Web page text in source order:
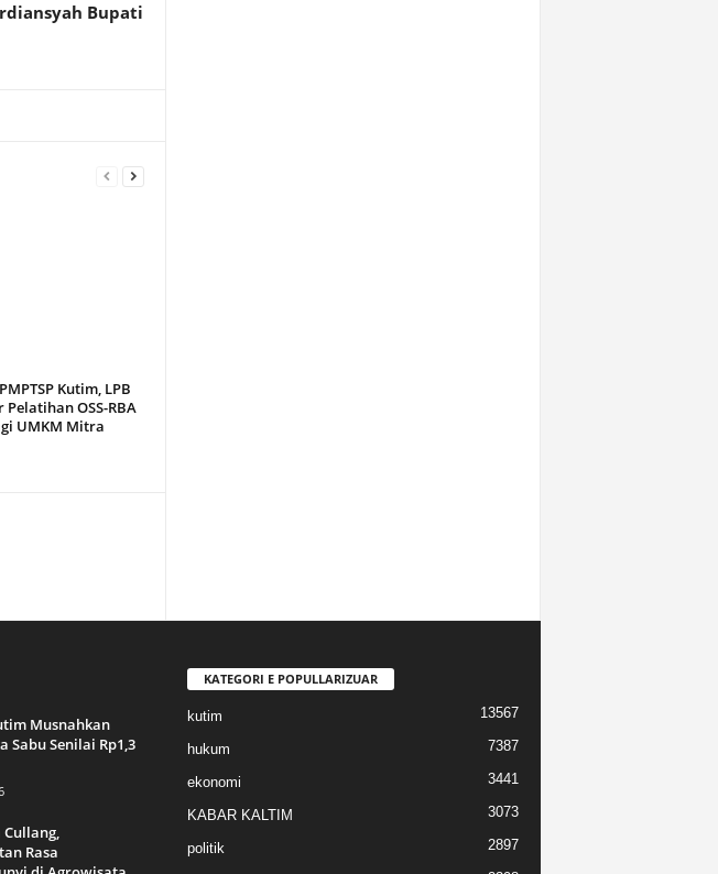
Bupati
Kutim, LPB
Pelatihan OSS-RBA
UMKM Mitra
Musnahkan
Sabu Senilai Rp1,3
Cullang,
Rasa
KATEGORI E POPULLARIZUAR
kutim 13567
hukum 7387
ekonomi 3441
KABAR KALTIM 3073
politik 2897